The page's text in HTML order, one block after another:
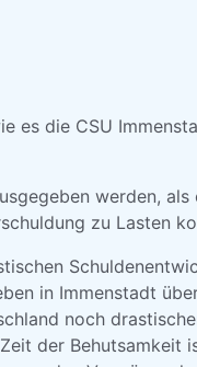
es die CSU
werden,
zu Lasten
in Immenstadt
noch
der Behutsamkeit